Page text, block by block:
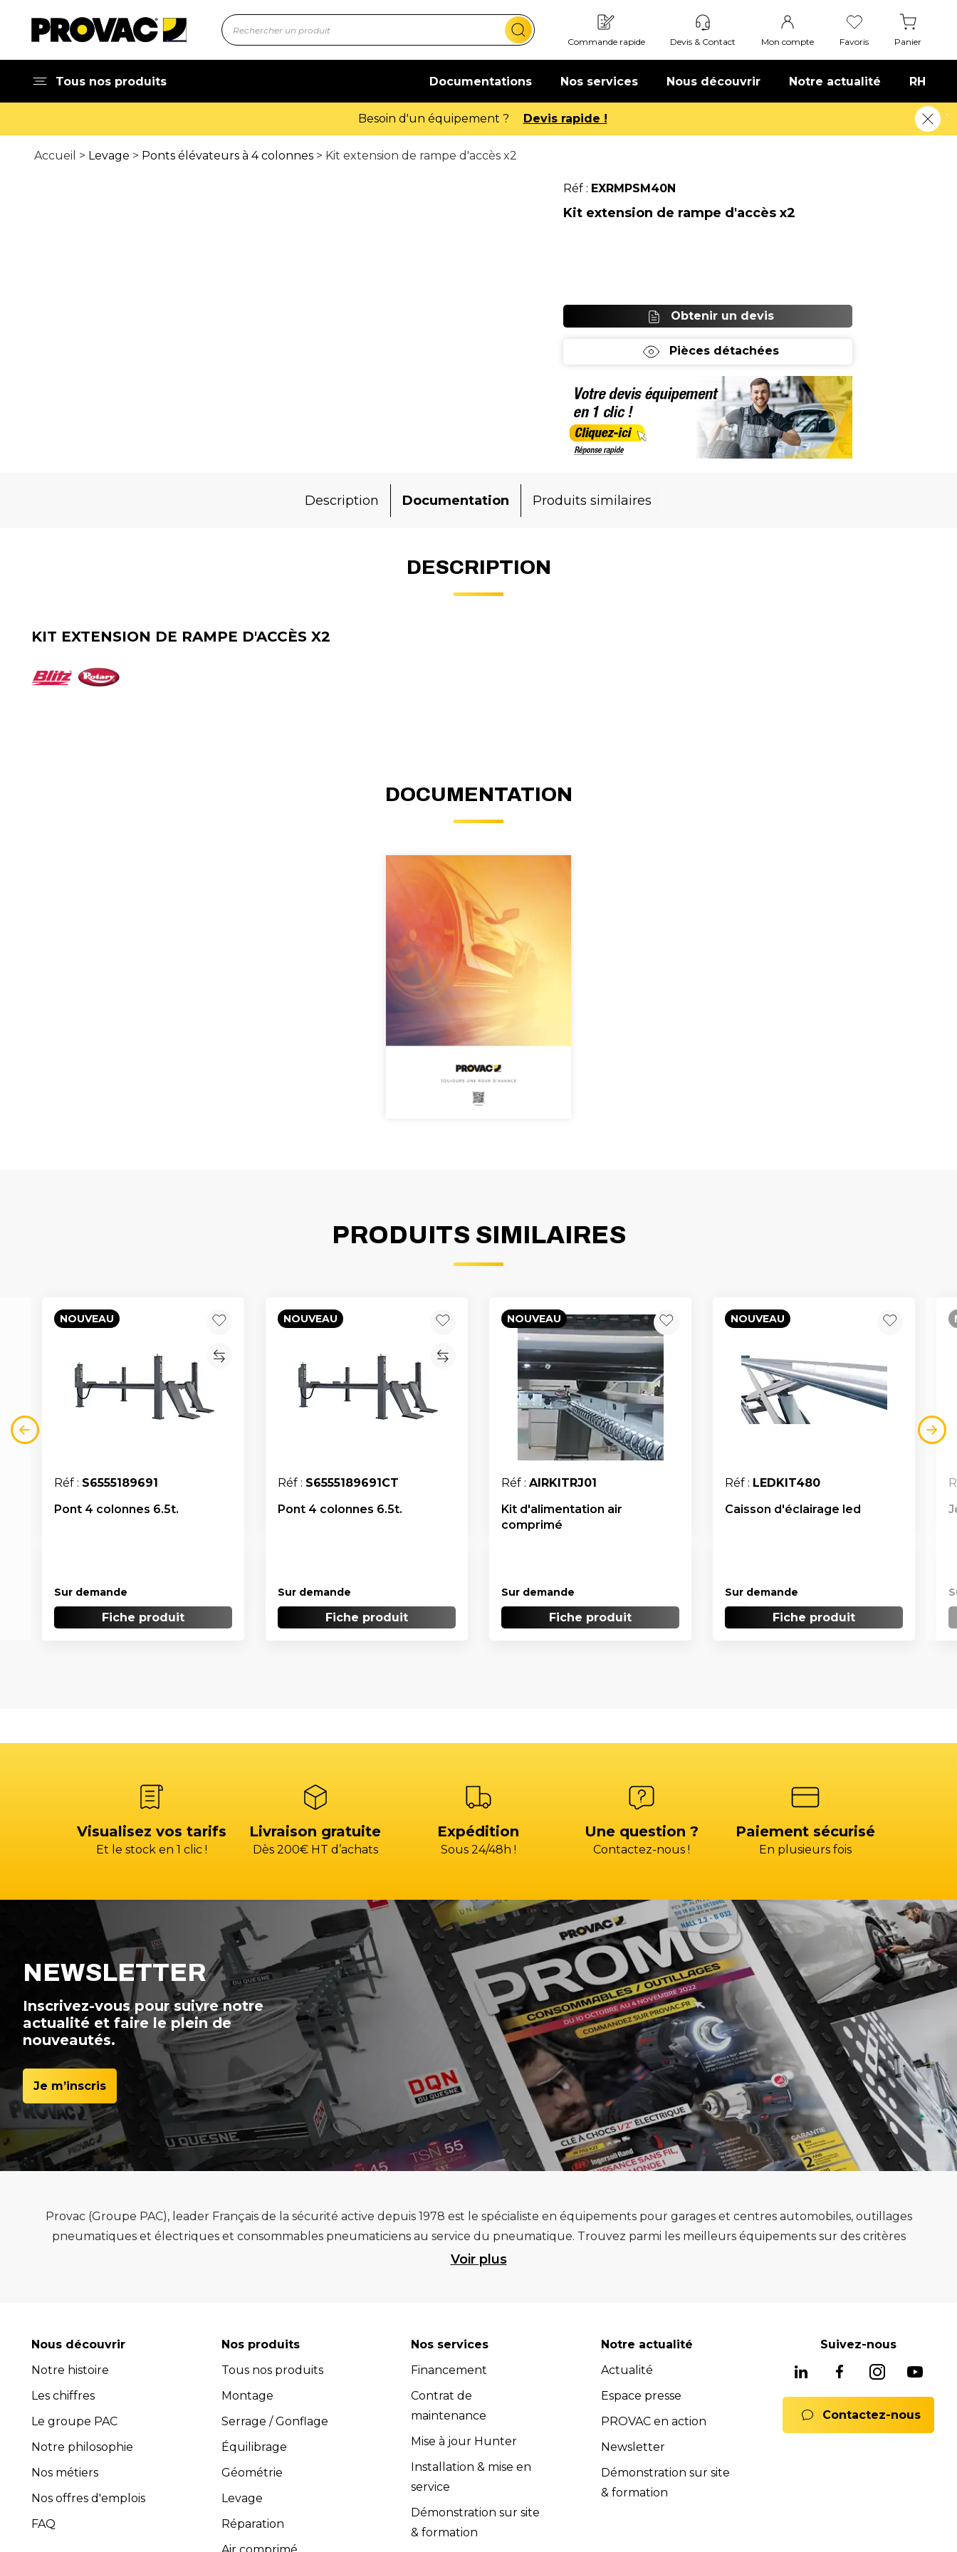
Commande rapide Devis & Contact Mon compte Favoris Panier
Tous nos produits Documentations Nos services Nous découvrir Notre actualité RH
En savoir plus
Accueil > Levage > Ponts élévateurs à 4 colonnes > Kit extension de rampe d'accès x2
Réf : EXRMPSM40N
Kit extension de rampe d'accès x2
Obtenir un devis
Pièces détachées
Description Documentation Produits similaires
DESCRIPTION
KIT EXTENSION DE RAMPE D'ACCÈS X2
DOCUMENTATION
PRODUITS SIMILAIRES
NOUVEAU
Réf : S6555189691
Pont 4 colonnes 6.5t.
Sur demande
Fiche produit
NOUVEAU
Réf : S6555189691CT
Pont 4 colonnes 6.5t.
Sur demande
Fiche produit
NOUVEAU
Réf : AIRKITRJ01
Kit d'alimentation air
comprimé
Sur demande
Fiche produit
NOUVEAU
Réf : LEDKIT480
Caisson d'éclairage led
Sur demande
Fiche produit
Visualisez vos tarifs
Et le stock en 1 clic !
Livraison gratuite
Dès 200€ HT d’achats
Expédition
Sous 24/48h !
Une question ?
Contactez-nous !
Paiement sécurisé
En plusieurs fois
NEWSLETTER
Inscrivez-vous pour suivre notre
actualité et faire le plein de
nouveautés.
Je m’inscris
Provac (Groupe PAC), leader Français de la sécurité active depuis 1978 est le spécialiste en équipements pour garages et centres automobiles, outillages
pneumatiques et électriques et consommables pneumaticiens au service du pneumatique. Trouvez parmi les meilleurs équipements sur des critères
de qualité, de pérennité et d’avance technologique pour que la roue remplisse au mieux sa mission.
Avec plus de 45 ans d’expérience, PROVAC dispose d’un service après-vente efficace et propose une offre complète de services pour assurer
l’installation et la maintenance des équipements (contrats de maintenance, extensions de garantie, contrats full service, formations). Notre équipe est
composée de professionnels expérimentés et compétents dans le domaine de l'équipement de garage. Nous sommes là pour vous conseiller et vous
guider dans le choix des équipements les plus adaptés à vos besoins spécifiques. Les équipes Provac commerciales et SAV sont à votre disposition pour
fournir un soutien technique et répondre à toutes vos questions.
Provac accorde une grande importance à la satisfaction clients.
Toutes les activités, y compris l’installation et la maintenance, sont conformes aux exigences de la norme iso 9001:2015.
Voir plus
Nous découvrir
Notre histoire
Les chiffres
Le groupe PAC
Notre philosophie
Nos métiers
Nos offres d'emplois
FAQ
Nos produits
Tous nos produits
Montage
Serrage / Gonflage
Équilibrage
Géométrie
Levage
Réparation
Nos services
Financement
Contrat de
maintenance
Mise à jour Hunter
Installation & mise en
service
Démonstration sur site
& formation
Notre actualité
Actualité
Espace presse
PROVAC en action
Newsletter
Démonstration sur site
& formation
Suivez-nous
Contactez-nous